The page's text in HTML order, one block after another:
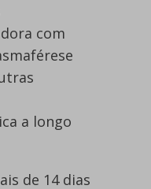
com
a longo
de 14 dias